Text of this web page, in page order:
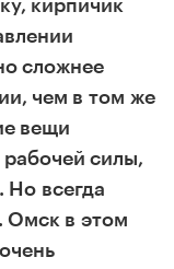
кирпичик
сложнее
чем в том же
вещи
рабочей силы,
Но всегда
Омск в этом